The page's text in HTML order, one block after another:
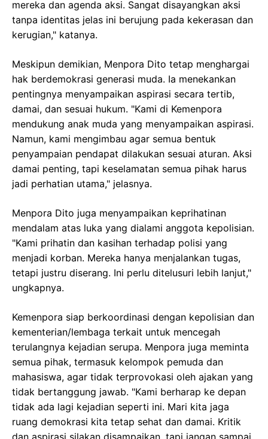
mereka dan agenda aksi. Sangat disayangkan aksi
tanpa identitas jelas ini berujung pada kekerasan dan
kerugian," katanya.
Meskipun demikian, Menpora Dito tetap menghargai
hak berdemokrasi generasi muda. Ia menekankan
pentingnya menyampaikan aspirasi secara tertib,
damai, dan sesuai hukum. "Kami di Kemenpora
mendukung anak muda yang menyampaikan aspirasi.
Namun, kami mengimbau agar semua bentuk
penyampaian pendapat dilakukan sesuai aturan. Aksi
damai penting, tapi keselamatan semua pihak harus
jadi perhatian utama," jelasnya.
Menpora Dito juga menyampaikan keprihatinan
mendalam atas luka yang dialami anggota kepolisian.
"Kami prihatin dan kasihan terhadap polisi yang
menjadi korban. Mereka hanya menjalankan tugas,
tetapi justru diserang. Ini perlu ditelusuri lebih lanjut,"
ungkapnya.
Kemenpora siap berkoordinasi dengan kepolisian dan
kementerian/lembaga terkait untuk mencegah
terulangnya kejadian serupa. Menpora juga meminta
semua pihak, termasuk kelompok pemuda dan
mahasiswa, agar tidak terprovokasi oleh ajakan yang
tidak bertanggung jawab. "Kami berharap ke depan
tidak ada lagi kejadian seperti ini. Mari kita jaga
ruang demokrasi kita tetap sehat dan damai. Kritik
dan aspirasi silakan disampaikan, tapi jangan sampai